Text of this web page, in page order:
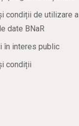
condiții de utilizare a
date BNaR
în interes public
condiții